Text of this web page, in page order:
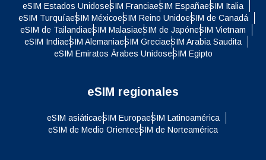
eSIM Estados UnidoseSIM FranciaeSIM EspañaeSIM Italia
eSIM TurquíaeSIM MéxicoeSIM Reino UnidoeSIM de Canadá
eSIM de TailandiaeSIM MalasiaeSIM de JapóneSIM Vietnam
eSIM IndiaeSIM AlemaniaeSIM GreciaeSIM Arabia Saudita
eSIM Emiratos Árabes UnidoseSIM Egipto
eSIM regionales
eSIM asiáticaeSIM EuropaeSIM Latinoamérica
eSIM de Medio OrienteeSIM de Norteamérica